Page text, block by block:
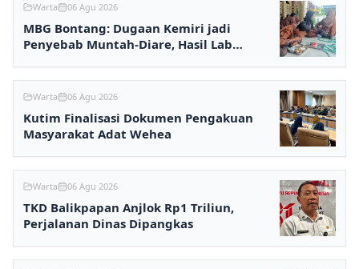
Warta 06 Agu 2026
MBG Bontang: Dugaan Kemiri jadi
Penyebab Muntah-Diare, Hasil Lab
Warta 06 Agu 2026
Kutim Finalisasi Dokumen Pengakuan
Masyarakat Adat Wehea
Warta 06 Agu 2026
TKD Balikpapan Anjlok Rp1 Triliun,
Perjalanan Dinas Dipangkas